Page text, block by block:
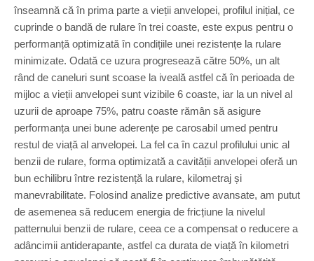
înseamnă că în prima parte a vieții anvelopei, profilul inițial, ce
cuprinde o bandă de rulare în trei coaste, este expus pentru o
performanță optimizată în condițiile unei rezistențe la rulare
minimizate. Odată ce uzura progresează către 50%, un alt
rând de caneluri sunt scoase la iveală astfel că în perioada de
mijloc a vieții anvelopei sunt vizibile 6 coaste, iar la un nivel al
uzurii de aproape 75%, patru coaste rămân să asigure
performanța unei bune aderențe pe carosabil umed pentru
restul de viață al anvelopei. La fel ca în cazul profilului unic al
benzii de rulare, forma optimizată a cavității anvelopei oferă un
bun echilibru între rezistență la rulare, kilometraj și
manevrabilitate. Folosind analize predictive avansate, am putut
de asemenea să reducem energia de fricțiune la nivelul
patternului benzii de rulare, ceea ce a compensat o reducere a
adâncimii antiderapante, astfel ca durata de viață în kilometri